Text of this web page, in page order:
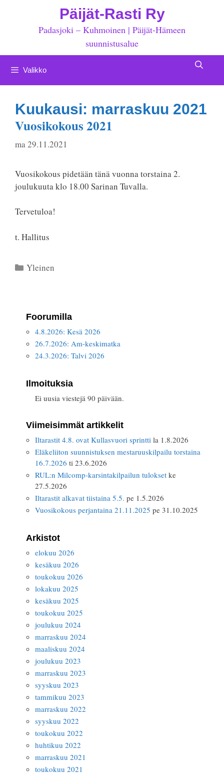
Päijät-Rasti Ry
Padasjoki – Kuhmoinen | Päijät-Hämeen
suunnistusalue
Valikko
Kuukausi: marraskuu 2021
Vuosikokous 2021
ma 29.11.2021
Vuosikokous pidetään tänä vuonna torstaina 2.
joulukuuta klo 18.00 Sarinan Tuvalla.
Tervetuloa!
t. Hallitus
Kategoriat
Yleinen
Foorumilla
4.8.2026: Kesä 2026
26.7.2026: Am-keskimatka
24.3.2026: Talvi 2026
Ilmoituksia
Ei uusia viestejä 90 päivään.
Viimeisimmät artikkelit
Iltarastit 4.8. ovat Kullasvuori sprintti la 1.8.2026
Eläkeliiton suunnistuksen mestaruuskilpailu torstaina
16.7.2026 ti 23.6.2026
RUL:n Milcomp-karsintakilpailun tulokset ke
27.5.2026
Iltarastit alkavat tiistaina 5.5. pe 1.5.2026
Vuosikokous perjantaina 21.11.2025 pe 31.10.2025
Arkistot
elokuu 2026
kesäkuu 2026
toukokuu 2026
lokakuu 2025
kesäkuu 2025
toukokuu 2025
joulukuu 2024
marraskuu 2024
maaliskuu 2024
joulukuu 2023
marraskuu 2023
syyskuu 2023
tammikuu 2023
marraskuu 2022
syyskuu 2022
toukokuu 2022
huhtikuu 2022
marraskuu 2021
toukokuu 2021